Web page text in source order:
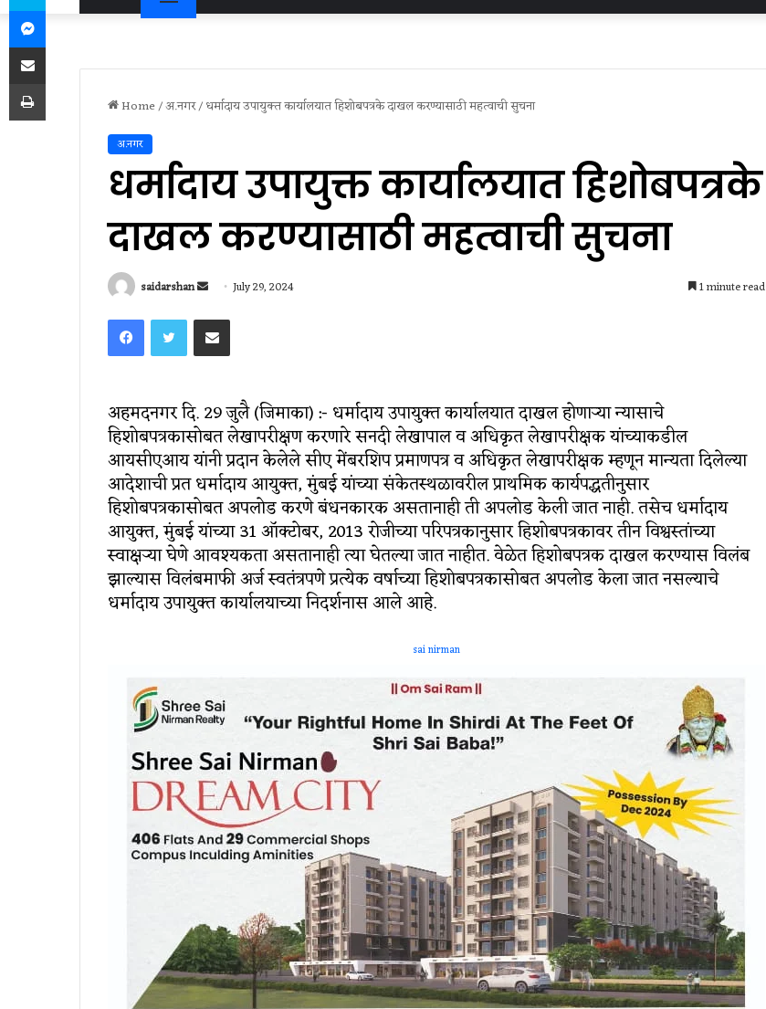
Home/अ.नगर/धर्मादाय उपायुक्त कार्यालयात हिशोबपत्रके दाखल करण्यासाठी महत्वाची सुचना
अ.नगर
धर्मादाय उपायुक्त कार्यालयात हिशोबपत्रके
दाखल करण्यासाठी महत्वाची सुचना
saidarshan
Send
email
July 29, 2024 1 minute read
FacebookTwitter Share via Email
अहमदनगर दि. 29 जुलै (जिमाका) :- धर्मादाय उपायुक्त कार्यालयात दाखल होणाऱ्या न्यासाचे
हिशोबपत्रकासोबत लेखापरीक्षण करणारे सनदी लेखापाल व अधिकृत लेखापरीक्षक यांच्याकडील
आयसीएआय यांनी प्रदान केलेले सीए मेंबरशिप प्रमाणपत्र व अधिकृत लेखापरीक्षक म्हणून मान्यता दिलेल्या
आदेशाची प्रत धर्मादाय आयुक्त, मुंबई यांच्या संकेतस्थळावरील प्राथमिक कार्यपद्धतीनुसार
हिशोबपत्रकासोबत अपलोड करणे बंधनकारक असतानाही ती अपलोड केली जात नाही. तसेच धर्मादाय
आयुक्त, मुंबई यांच्या 31 ऑक्टोबर, 2013 रोजीच्या परिपत्रकानुसार हिशोबपत्रकावर तीन विश्वस्तांच्या
स्वाक्षऱ्या घेणे आवश्यकता असतानाही त्या घेतल्या जात नाहीत. वेळेत हिशोबपत्रक दाखल करण्यास विलंब
झाल्यास विलंबमाफी अर्ज स्वतंत्रपणे प्रत्येक वर्षाच्या हिशोबपत्रकासोबत अपलोड केला जात नसल्याचे
धर्मादाय उपायुक्त कार्यालयाच्या निदर्शनास आले आहे.
sai nirman
Messenger
Share via Email